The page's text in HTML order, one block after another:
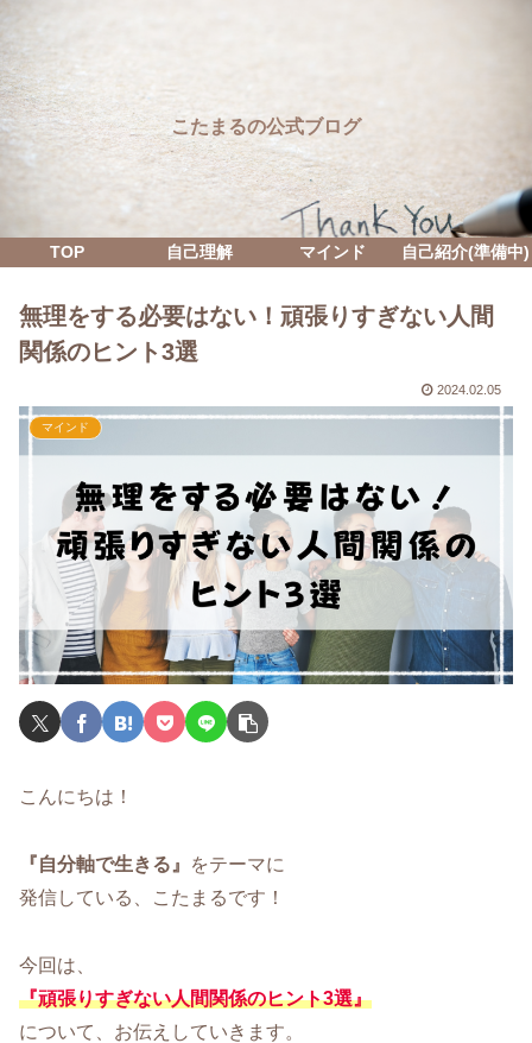
こたまるの公式ブログ
TOP 自己理解 マインド 自己紹介(準備中)
無理をする必要はない！頑張りすぎない人間
関係のヒント3選
2024.02.05
マインド
こんにちは！
『自分軸で生きる』
をテーマに
発信している、こたまるです！
今回は、
『頑張りすぎない人間関係のヒント3選』
について、お伝えしていきます。